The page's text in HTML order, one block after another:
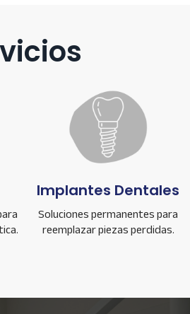
Implantes Dentales
Soluciones permanentes para
reemplazar piezas perdidas.